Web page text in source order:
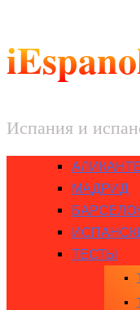
Испания и
МАДРИД
ТЕСТЫ